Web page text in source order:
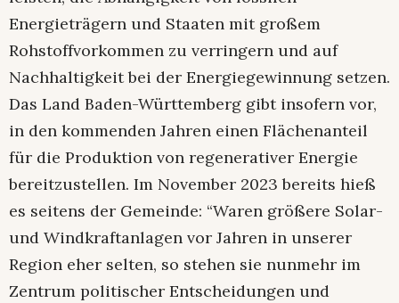
Energieträgern und Staaten mit großem
Rohstoffvorkommen zu verringern und auf
Nachhaltigkeit bei der Energiegewinnung setzen.
Das Land Baden-Württemberg gibt insofern vor,
in den kommenden Jahren einen Flächenanteil
für die Produktion von regenerativer Energie
bereitzustellen. Im November 2023 bereits hieß
es seitens der Gemeinde: “Waren größere Solar-
und Windkraftanlagen vor Jahren in unserer
Region eher selten, so stehen sie nunmehr im
Zentrum politischer Entscheidungen und